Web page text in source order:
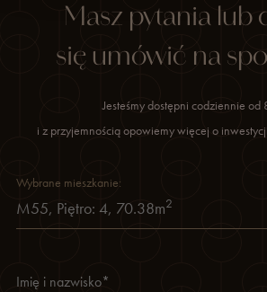
Masz pytania lub
się umówić na
Jesteśmy dostępni codziennie od
i z przyjemnością opowiemy więcej o
Wybrane mieszkanie:
M55, Piętro: 4, 70.38m2
Imię i nazwisko*